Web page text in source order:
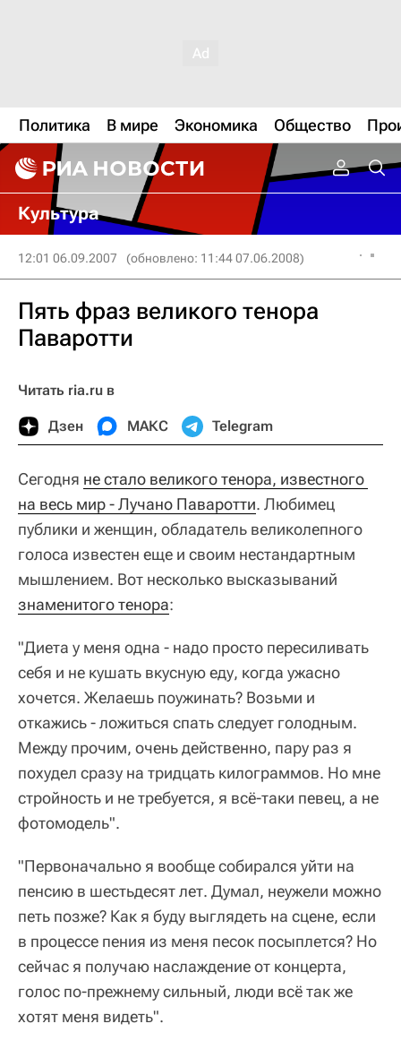
Политика В мире Экономика Общество
Культура
12:01 06.09.2007 (обновлено: 11:44 07.06.2008)
Пять фраз великого тенора
Паваротти
Читать ria.ru в
Дзен МАКС Telegram
Сегодня не стало великого тенора, известного
на весь мир - Лучано Паваротти. Любимец
публики и женщин, обладатель великолепного
голоса известен еще и своим нестандартным
мышлением. Вот несколько высказываний
знаменитого тенора:
"Диета у меня одна - надо просто пересиливать
себя и не кушать вкусную еду, когда ужасно
хочется. Желаешь поужинать? Возьми и
откажись - ложиться спать следует голодным.
Между прочим, очень действенно, пару раз я
похудел сразу на тридцать килограммов. Но мне
стройность и не требуется, я всё-таки певец, а не
фотомодель".
"Первоначально я вообще собирался уйти на
пенсию в шестьдесят лет. Думал, неужели можно
петь позже? Как я буду выглядеть на сцене, если
в процессе пения из меня песок посыплется? Но
сейчас я получаю наслаждение от концерта,
голос по-прежнему сильный, люди всё так же
хотят меня видеть".